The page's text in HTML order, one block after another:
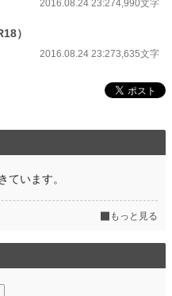
2016.08.24 23:274,990文字
）
2016.08.24 23:273,635文字
ています。
もっと見る